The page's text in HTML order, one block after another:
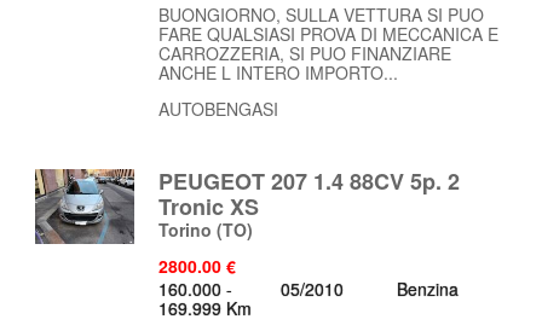
BUONGIORNO, SULLA VETTURA SI PUO
FARE QUALSIASI PROVA DI MECCANICA E
CARROZZERIA, SI PUO FINANZIARE
ANCHE L INTERO IMPORTO...
AUTOBENGASI
PEUGEOT 207 1.4 88CV 5p. 2
Tronic XS
Torino (TO)
2800.00 €
160.000 -
169.999 Km
05/2010 Benzina